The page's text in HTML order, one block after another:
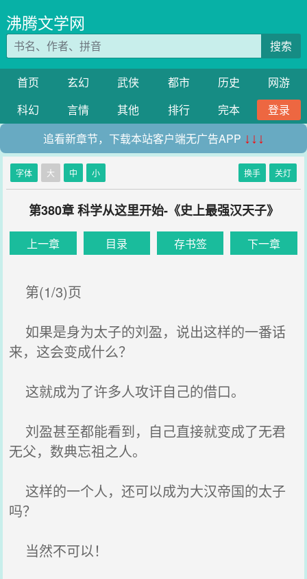
沸腾文学网
搜索
首页 玄幻 武侠 都市 历史
网游
科幻
言情 其他 排行 完本
登录
追看新章节，下载本站客户端无广告APP ↓↓↓
字体 大 中 小 换手 关灯
第380章 科学从这里开始-《史上最强汉天子》
上一章 目录 存书签 下一章
第(1/3)页
如果是身为太子的刘盈，说出这样的一番话
来，这会变成什么？
这就成为了许多人攻讦自己的借口。
刘盈甚至都能看到，自己直接就变成了无君
无父，数典忘祖之人。
这样的一个人，还可以成为大汉帝国的太子
吗？
当然不可以！